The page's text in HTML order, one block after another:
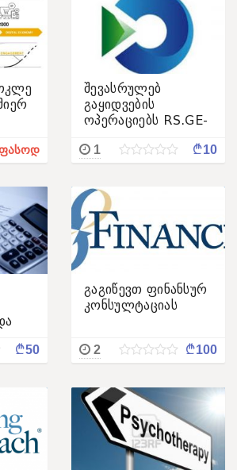
შევასრულებ
გაყიდვების
ოპერაციებს RS.GE-
10 ლარი
1 ¢10
¢50
გაგიწევთ ფინანსურ
კონსულტაციას
2 ¢100